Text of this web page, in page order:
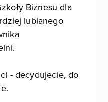
Biznesu dla
lubianego
- decydujecie, do